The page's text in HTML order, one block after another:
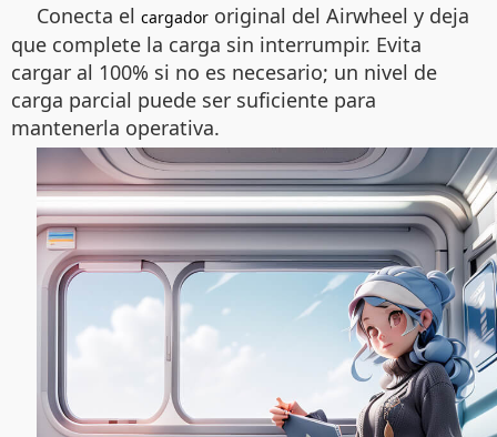
Conecta el cargador original del Airwheel y deja
que complete la carga sin interrumpir. Evita
cargar al 100% si no es necesario; un nivel de
carga parcial puede ser suficiente para
mantenerla operativa.